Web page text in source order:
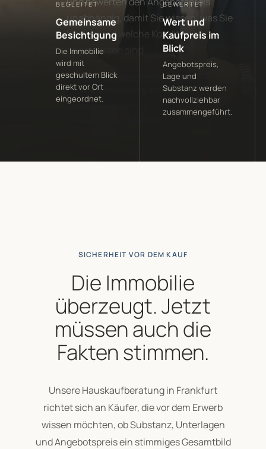
unabhängig, damit Sie wissen, was Sie
kaufen und welche Konditionen
angemessen sind.
Ankaufsprüfung anfragen→
BEGLEITET
Gemeinsame
Besichtigung
Die Immobilie
wird mit
geschultem Blick
direkt vor Ort
eingeordnet.
BEWERTET
Wert und
Kaufpreis im
Blick
Angebotspreis,
Lage und
Substanz werden
nachvollziehbar
zusammengeführt.
SICHERHEIT VOR DEM KAUF
Die Immobilie
überzeugt. Jetzt
müssen auch die
Fakten stimmen.
Unsere Hauskaufberatung in Frankfurt
richtet sich an Käufer, die vor dem Erwerb
wissen möchten, ob Substanz, Unterlagen
und Angebotspreis ein stimmiges Gesamtbild